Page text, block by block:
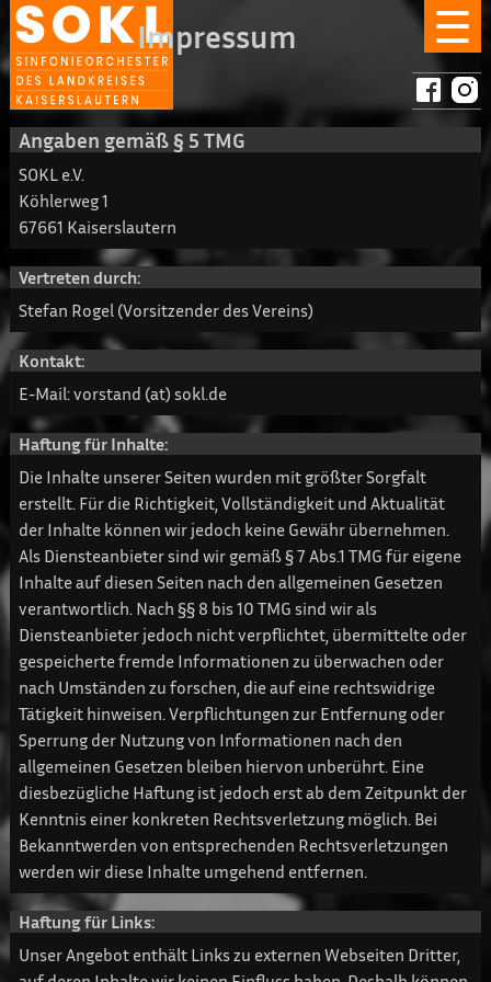
Impressum ☰
Angaben gemäß § 5 TMG
SOKL e.V.
Köhlerweg 1
67661 Kaiserslautern
Vertreten durch:
Stefan Rogel (Vorsitzender des Vereins)
Kontakt:
E-Mail: vorstand (at) sokl.de
Haftung für Inhalte:
Die Inhalte unserer Seiten wurden mit größter Sorgfalt
erstellt. Für die Richtigkeit, Vollständigkeit und Aktualität
der Inhalte können wir jedoch keine Gewähr übernehmen.
Als Diensteanbieter sind wir gemäß § 7 Abs.1 TMG für eigene
Inhalte auf diesen Seiten nach den allgemeinen Gesetzen
verantwortlich. Nach §§ 8 bis 10 TMG sind wir als
Diensteanbieter jedoch nicht verpflichtet, übermittelte oder
gespeicherte fremde Informationen zu überwachen oder
nach Umständen zu forschen, die auf eine rechtswidrige
Tätigkeit hinweisen. Verpflichtungen zur Entfernung oder
Sperrung der Nutzung von Informationen nach den
allgemeinen Gesetzen bleiben hiervon unberührt. Eine
diesbezügliche Haftung ist jedoch erst ab dem Zeitpunkt der
Kenntnis einer konkreten Rechtsverletzung möglich. Bei
Bekanntwerden von entsprechenden Rechtsverletzungen
werden wir diese Inhalte umgehend entfernen.
Haftung für Links:
Unser Angebot enthält Links zu externen Webseiten Dritter,